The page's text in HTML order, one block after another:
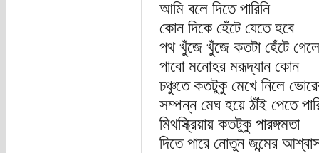
আমি বলে দিতে পারিনি
কোন দিকে হেঁটে যেতে হবে
পথ খুঁজে খুঁজে কতটা হেঁটে গেলে
পাবো মনোহর মরূদ্যান কোন
চঞ্চুতে কতটুকু মেখে নিলে
সম্পন্ন মেঘ হয়ে ঠাঁই পেতে
মিথস্ক্রিয়ায় কতটুকু পারঙ্গমতা
দিতে পারে নোতুন জন্মের